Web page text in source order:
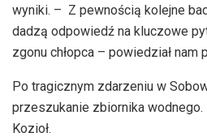
wyniki. – Z pewnością kolejne
dadzą odpowiedź na kluczowe
zgonu chłopca – powiedział nam
Po tragicznym zdarzeniu w
przeszukanie zbiornika
Kozioł.